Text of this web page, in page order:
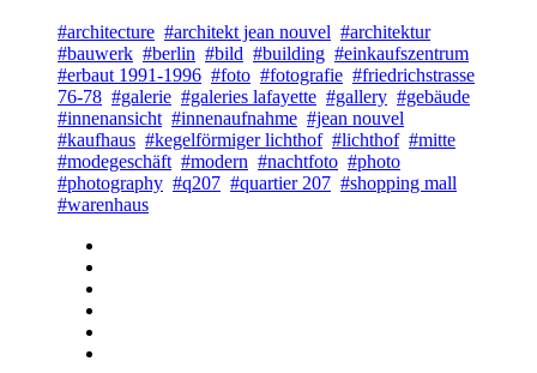
#architecture #architekt jean nouvel #architektur
#bauwerk #berlin #bild #building #einkaufszentrum
#erbaut 1991-1996 #foto #fotografie #friedrichstrasse
76-78 #galerie #galeries lafayette #gallery #gebäude
#innenansicht #innenaufnahme #jean nouvel
#kaufhaus #kegelförmiger lichthof #lichthof #mitte
#modegeschäft #modern #nachtfoto #photo
#photography #q207 #quartier 207 #shopping mall
#warenhaus